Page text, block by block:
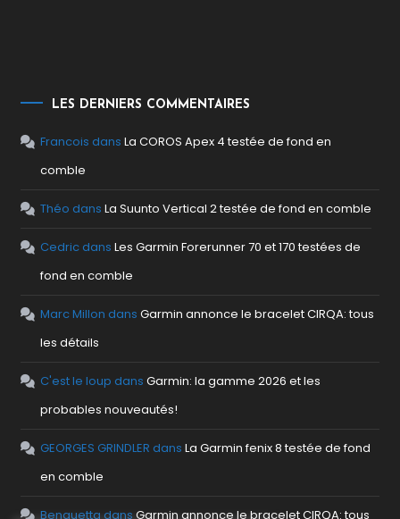
LES DERNIERS COMMENTAIRES
Francois dansLa COROS Apex 4 testée de fond en
comble
Théo dansLa Suunto Vertical 2 testée de fond en comble
CedricdansLes Garmin Forerunner 70 et 170 testées de
fond en comble
Marc Millon dansGarmin annonce le bracelet CIRQA: tous
les détails
C'est le loup dansGarmin: la gamme 2026 et les
probables nouveautés!
GEORGES GRINDLER dansLa Garmin fenix 8 testée de fond
en comble
Benguetta dansGarmin annonce le bracelet CIRQA: tous